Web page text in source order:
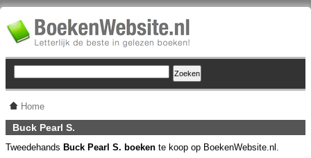
Home
Buck Pearl S.
Tweedehands Buck Pearl S. boeken te koop op BoekenWebsite.nl.